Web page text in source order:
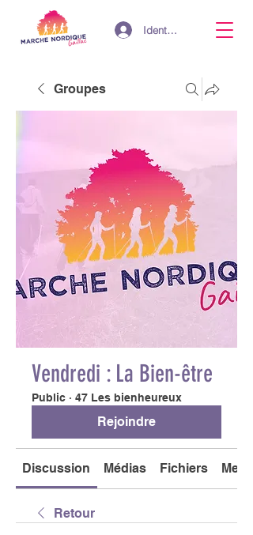
Identifiant
Groupes
Vendredi : La Bien-être
Public · 47 Les bienheureux
Rejoindre
Discussion Médias Fichiers
Retour